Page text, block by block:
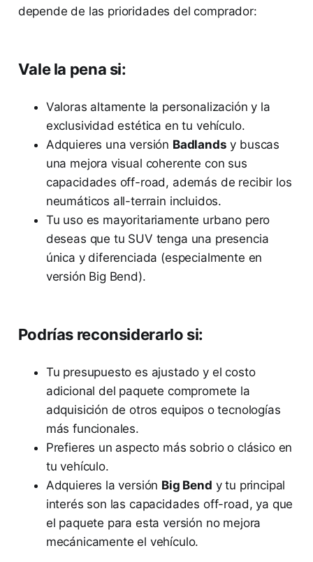
depende de las prioridades del comprador:
Vale la pena si:
Valoras altamente la personalización y la
exclusividad estética en tu vehículo.
Adquieres una versión Badlands y buscas
una mejora visual coherente con sus
capacidades off-road, además de recibir los
neumáticos all-terrain incluidos.
Tu uso es mayoritariamente urbano pero
deseas que tu SUV tenga una presencia
única y diferenciada (especialmente en
versión Big Bend).
Podrías reconsiderarlo si:
Tu presupuesto es ajustado y el costo
adicional del paquete compromete la
adquisición de otros equipos o tecnologías
más funcionales.
Prefieres un aspecto más sobrio o clásico en
tu vehículo.
Adquieres la versión Big Bend y tu principal
interés son las capacidades off-road, ya que
el paquete para esta versión no mejora
mecánicamente el vehículo.